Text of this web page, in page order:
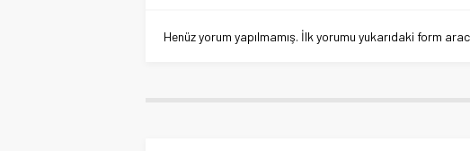
Henüz yorum yapılmamış. İlk yorumu yukarıdaki form